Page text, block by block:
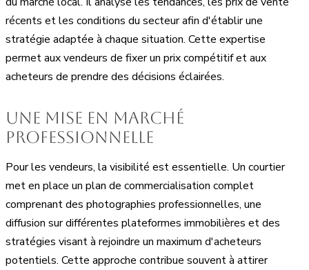
récents et les conditions du secteur afin d'établir une
stratégie adaptée à chaque situation. Cette expertise
permet aux vendeurs de fixer un prix compétitif et aux
acheteurs de prendre des décisions éclairées.
Une mise en marché
professionnelle
Pour les vendeurs, la visibilité est essentielle. Un courtier
met en place un plan de commercialisation complet
comprenant des photographies professionnelles, une
diffusion sur différentes plateformes immobilières et des
stratégies visant à rejoindre un maximum d'acheteurs
potentiels. Cette approche contribue souvent à attirer